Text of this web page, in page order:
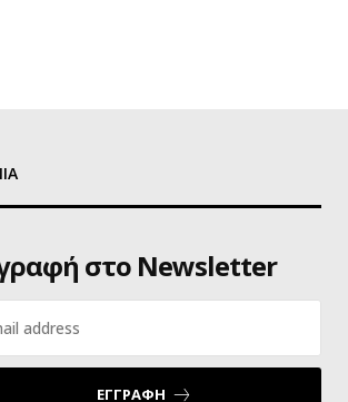
στο Newsletter
ΕΓΓΡΑΦΗ